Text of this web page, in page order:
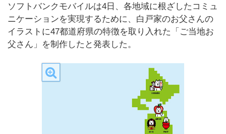
ソフトバンクモバイルは4日、各地域に根ざしたコミュ
ニケーションを実現するために、白戸家のお父さんの
イラストに47都道府県の特徴を取り入れた「ご当地お
父さん」を制作したと発表した。